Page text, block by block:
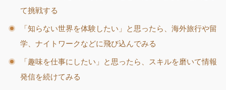
て挑戦する
「知らない世界を体験したい」と思ったら、海外旅行や留
学、ナイトワークなどに飛び込んでみる
「趣味を仕事にしたい」と思ったら、スキルを磨いて情報
発信を続けてみる